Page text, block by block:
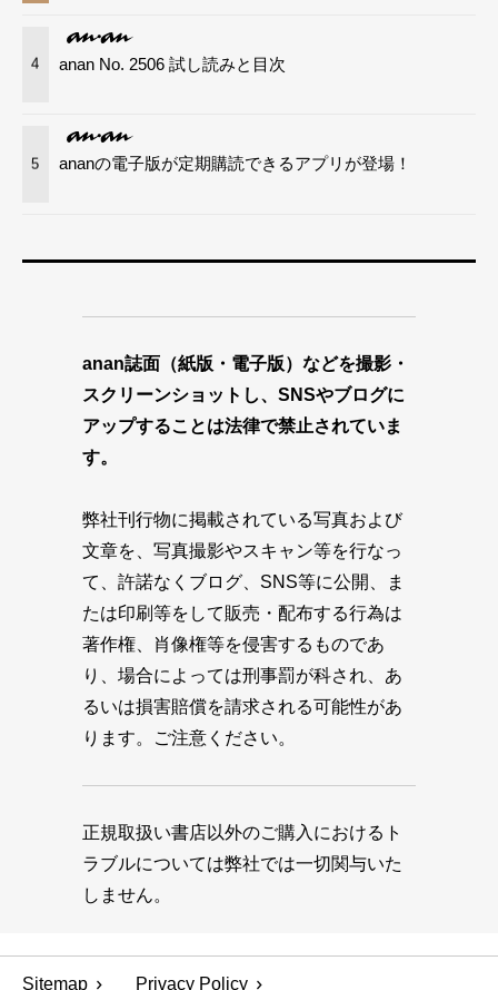
4 anan No. 2506 試し読みと目次
5 ananの電子版が定期購読できるアプリが登場！
anan誌面（紙版・電子版）などを撮影・
スクリーンショットし、SNSやブログに
アップすることは法律で禁止されていま
す。
弊社刊行物に掲載されている写真および
文章を、写真撮影やスキャン等を行なっ
て、許諾なくブログ、SNS等に公開、ま
たは印刷等をして販売・配布する行為は
著作権、肖像権等を侵害するものであ
り、場合によっては刑事罰が科され、あ
るいは損害賠償を請求される可能性があ
ります。ご注意ください。
正規取扱い書店以外のご購入におけるト
ラブルについては弊社では一切関与いた
しません。
Sitemap Privacy Policy